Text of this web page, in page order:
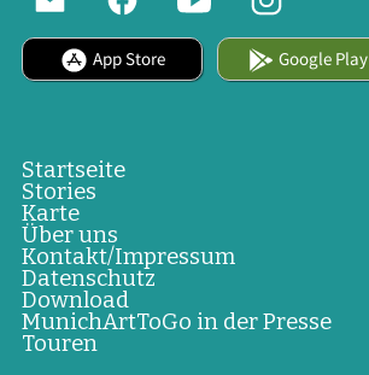
App Store Google Play
Startseite
Stories
Karte
Über uns
Kontakt/Impressum
Datenschutz
Download
MunichArtToGo in der Presse
Touren